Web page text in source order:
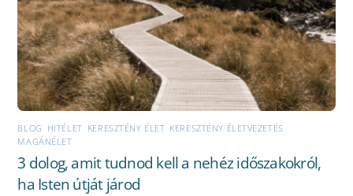
BLOG HITÉLET KERESZTÉNY ÉLET KERESZTÉNY ÉLETVEZETÉS
MAGÁNÉLET
3 dolog, amit tudnod kell a nehéz időszakokról,
ha Isten útját járod